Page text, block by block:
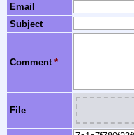
Email
Subject
Comment *
File